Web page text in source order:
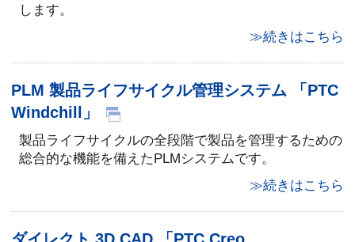
します。
≫続きはこちら
PLM 製品ライフサイクル管理システム 「PTC
Windchill」
製品ライフサイクルの全段階で製品を管理するための
総合的な機能を備えたPLMシステムです。
≫続きはこちら